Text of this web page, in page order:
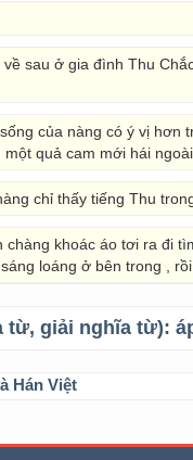
sau ở gia đình Thu
của nàng có ý vị
quả cam mới hái
chỉ thấy tiếng Thu
khoác áo tơi ra đi
loáng ở bên trong ,
từ, giải nghĩa từ):
Hán Việt